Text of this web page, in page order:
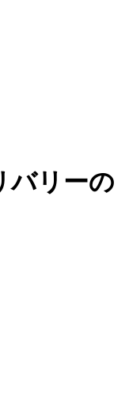
バリーの